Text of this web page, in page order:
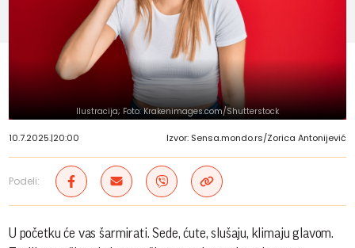
Ilustracija; Foto: Krakenimages.com/Shutterstock
10.7.2025.|20:00 Izvor: Sensa.mondo.rs/Zorica Antonijević
Podeli:
U početku će vas šarmirati. Sede, ćute, slušaju, klimaju glavom.